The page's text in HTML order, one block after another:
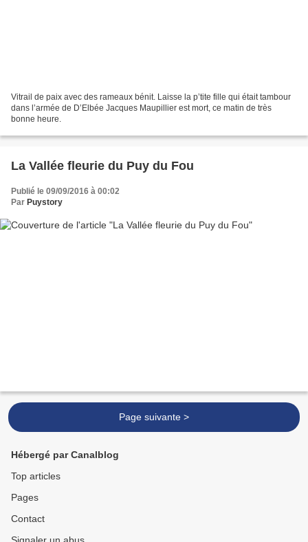
Vitrail de paix avec des rameaux bénit. Laisse la p’tite fille qui était tambour
dans l’armée de D’Elbée Jacques Maupillier est mort, ce matin de très
bonne heure.
La Vallée fleurie du Puy du Fou
Publié le 09/09/2016 à 00:02
Par Puystory
Page suivante >
Hébergé par Canalblog
Top articles
Pages
Contact